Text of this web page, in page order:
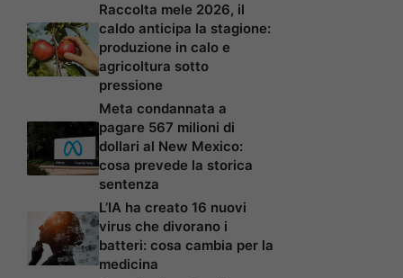
Raccolta mele 2026, il
caldo anticipa la stagione:
produzione in calo e
agricoltura sotto
pressione
Meta condannata a
pagare 567 milioni di
dollari al New Mexico:
cosa prevede la storica
sentenza
L’IA ha creato 16 nuovi
virus che divorano i
batteri: cosa cambia per la
medicina